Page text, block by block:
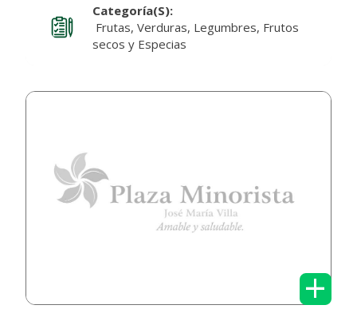
Categoría(s):
Frutas, Verduras, Legumbres, Frutos
secos y Especias
+